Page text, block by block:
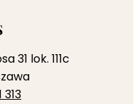
31 lok. 111c
313